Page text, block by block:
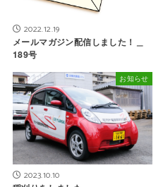
2022.12.19
メールマガジン配信しました！＿
189号
お知らせ
2023.10.10